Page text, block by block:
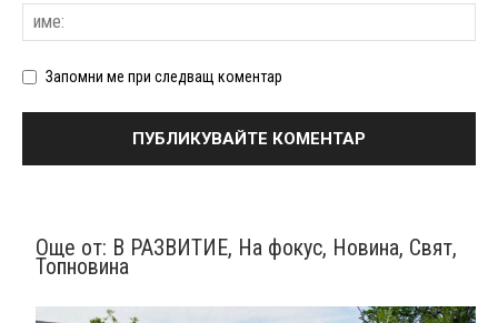
Запомни ме при следващ коментар
Още от: В РАЗВИТИЕ, На фокус, Новина, Свят,
Топновина